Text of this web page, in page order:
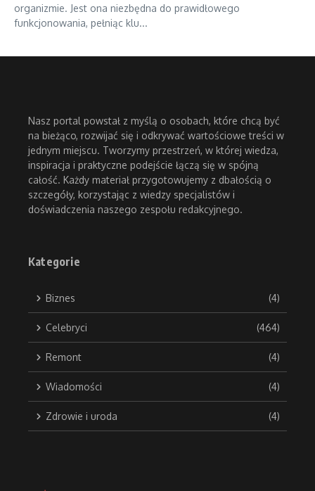
organizmie. Jest ona niezbędna do prawidłowego
funkcjonowania, pełniąc klu...
Nasz portal powstał z myślą o osobach, które chcą być
na bieżąco, rozwijać się i odkrywać wartościowe treści w
jednym miejscu. Tworzymy przestrzeń, w której wiedza,
inspiracja i praktyczne podejście łączą się w spójną
całość. Każdy materiał przygotowujemy z dbałością o
szczegóły, korzystając z wiedzy specjalistów i
doświadczenia naszego zespołu redakcyjnego.
Kategorie
Biznes (4)
Celebryci (464)
Remont (4)
Wiadomości (4)
Zdrowie i uroda (4)